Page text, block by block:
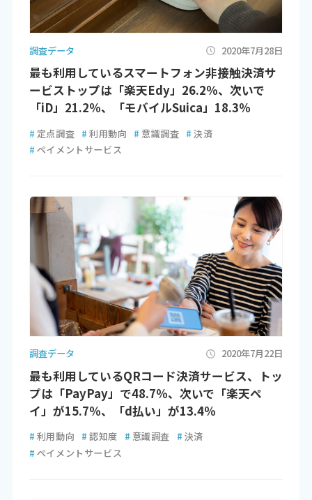
調査データ 2020年7月28日
最も利用しているスマートフォン非接触決済サ
ービストップは「楽天Edy」26.2％、次いで
「iD」21.2％、「モバイルSuica」18.3％
# 定点調査 # 利用動向 # 意識調査 # 決済
# ペイメントサービス
調査データ 2020年7月22日
最も利用しているQRコード決済サービス、トッ
プは「PayPay」で48.7％、次いで「楽天ペ
イ」が15.7％、「d払い」が13.4％
# 利用動向 # 認知度 # 意識調査 # 決済
# ペイメントサービス